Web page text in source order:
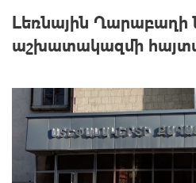
Լեռնային
աշխատակազմի